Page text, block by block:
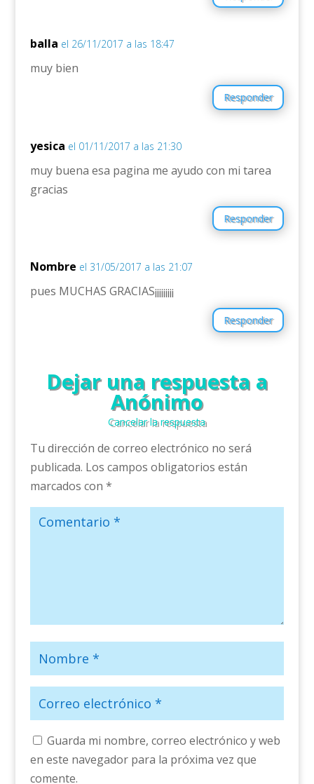
balla el 26/11/2017 a las 18:47
muy bien
Responder
yesica el 01/11/2017 a las 21:30
muy buena esa pagina me ayudo con mi tarea
gracias
Responder
Nombre el 31/05/2017 a las 21:07
pues MUCHAS GRACIAS¡¡¡¡¡¡¡¡¡
Responder
Dejar una respuesta a
Anónimo
Cancelar la respuesta
Tu dirección de correo electrónico no será
publicada. Los campos obligatorios están
marcados con *
Guarda mi nombre, correo electrónico y web
en este navegador para la próxima vez que
comente.